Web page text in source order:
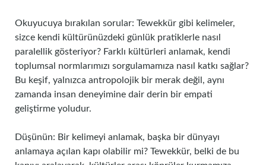
Okuyucuya bırakılan sorular: Tewekkür gibi kelimeler,
sizce kendi kültürünüzdeki günlük pratiklerle nasıl
paralellik gösteriyor? Farklı kültürleri anlamak, kendi
toplumsal normlarımızı sorgulamamıza nasıl katkı sağlar?
Bu keşif, yalnızca antropolojik bir merak değil, aynı
zamanda insan deneyimine dair derin bir empati
geliştirme yoludur.
Düşünün: Bir kelimeyi anlamak, başka bir dünyayı
anlamaya açılan kapı olabilir mi? Tewekkür, belki de bu